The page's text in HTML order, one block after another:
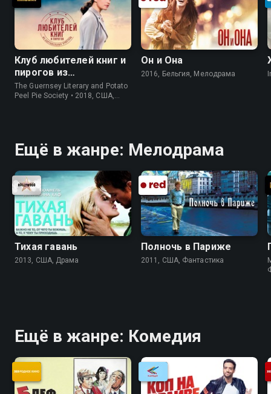
Клуб любителей книг и
пирогов из
картофельных
очистков
The Guernsey Literary and Potato
Peel Pie Society • 2018, США,
Он и Она
2016, Бельгия, Мелодрама
Ещё в жанре: Мелодрама
Тихая гавань
2013, США, Драма
Полночь в Париже
2011, США, Фантастика
Ещё в жанре: Комедия